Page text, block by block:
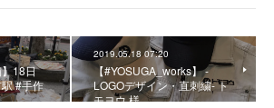
18日
#手作
2019.05.18 07:20
【#YOSUGA_works】 -
LOGOデザイン・直刺繍- ト
モヨウ 様